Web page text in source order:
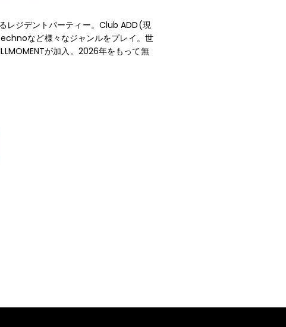
レジデントパーティー。Club ADD(現
など様々なジャンルをプレイ。世
が加入。2026年をもって無